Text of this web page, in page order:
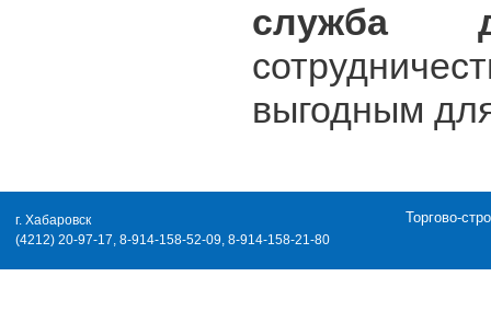
служба
выгодным
г. Хабаровск
(4212) 20-97-17, 8-914-158-52-09, 8-914-158-21-80
Торгово-